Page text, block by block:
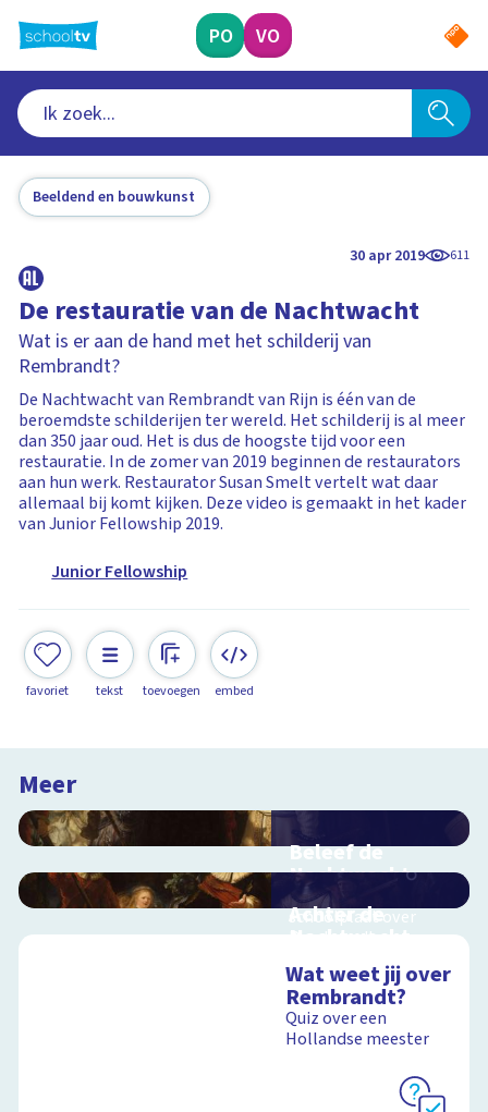
naar
hoofdinhoud
PO VO
Beeldend en bouwkunst
30 apr 2019 611
De restauratie van de Nachtwacht
Wat is er aan de hand met het schilderij van
Rembrandt?
De Nachtwacht van Rembrandt van Rijn is één van de
beroemdste schilderijen ter wereld. Het schilderij is al meer
dan 350 jaar oud. Het is dus de hoogste tijd voor een
restauratie. In de zomer van 2019 beginnen de restaurators
aan hun werk. Restaurator Susan Smelt vertelt wat daar
allemaal bij komt kijken. Deze video is gemaakt in het kader
van Junior Fellowship 2019.
Junior Fellowship
favoriet tekst toevoegen embed
Meer
Beleef de
Nachtwacht
Interactieve
schoolplaat over
Rembrandts
Schoolplaat
Achter de
Nachtwacht
schoolplaat over de
geheimen van dit
grote schilderij van
Rembrandt
Wat weet jij over
Rembrandt?
Quiz over een
Hollandse meester